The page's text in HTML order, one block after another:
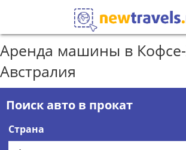
Аренда машины в
Австралия
Поиск авто в прокат
Страна